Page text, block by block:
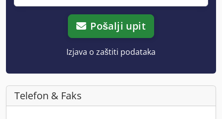
Pošalji upit
Izjava o zaštiti podataka
Telefon & Faks